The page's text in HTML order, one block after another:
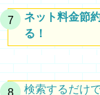
ネット料金節
る！
検索するだけ